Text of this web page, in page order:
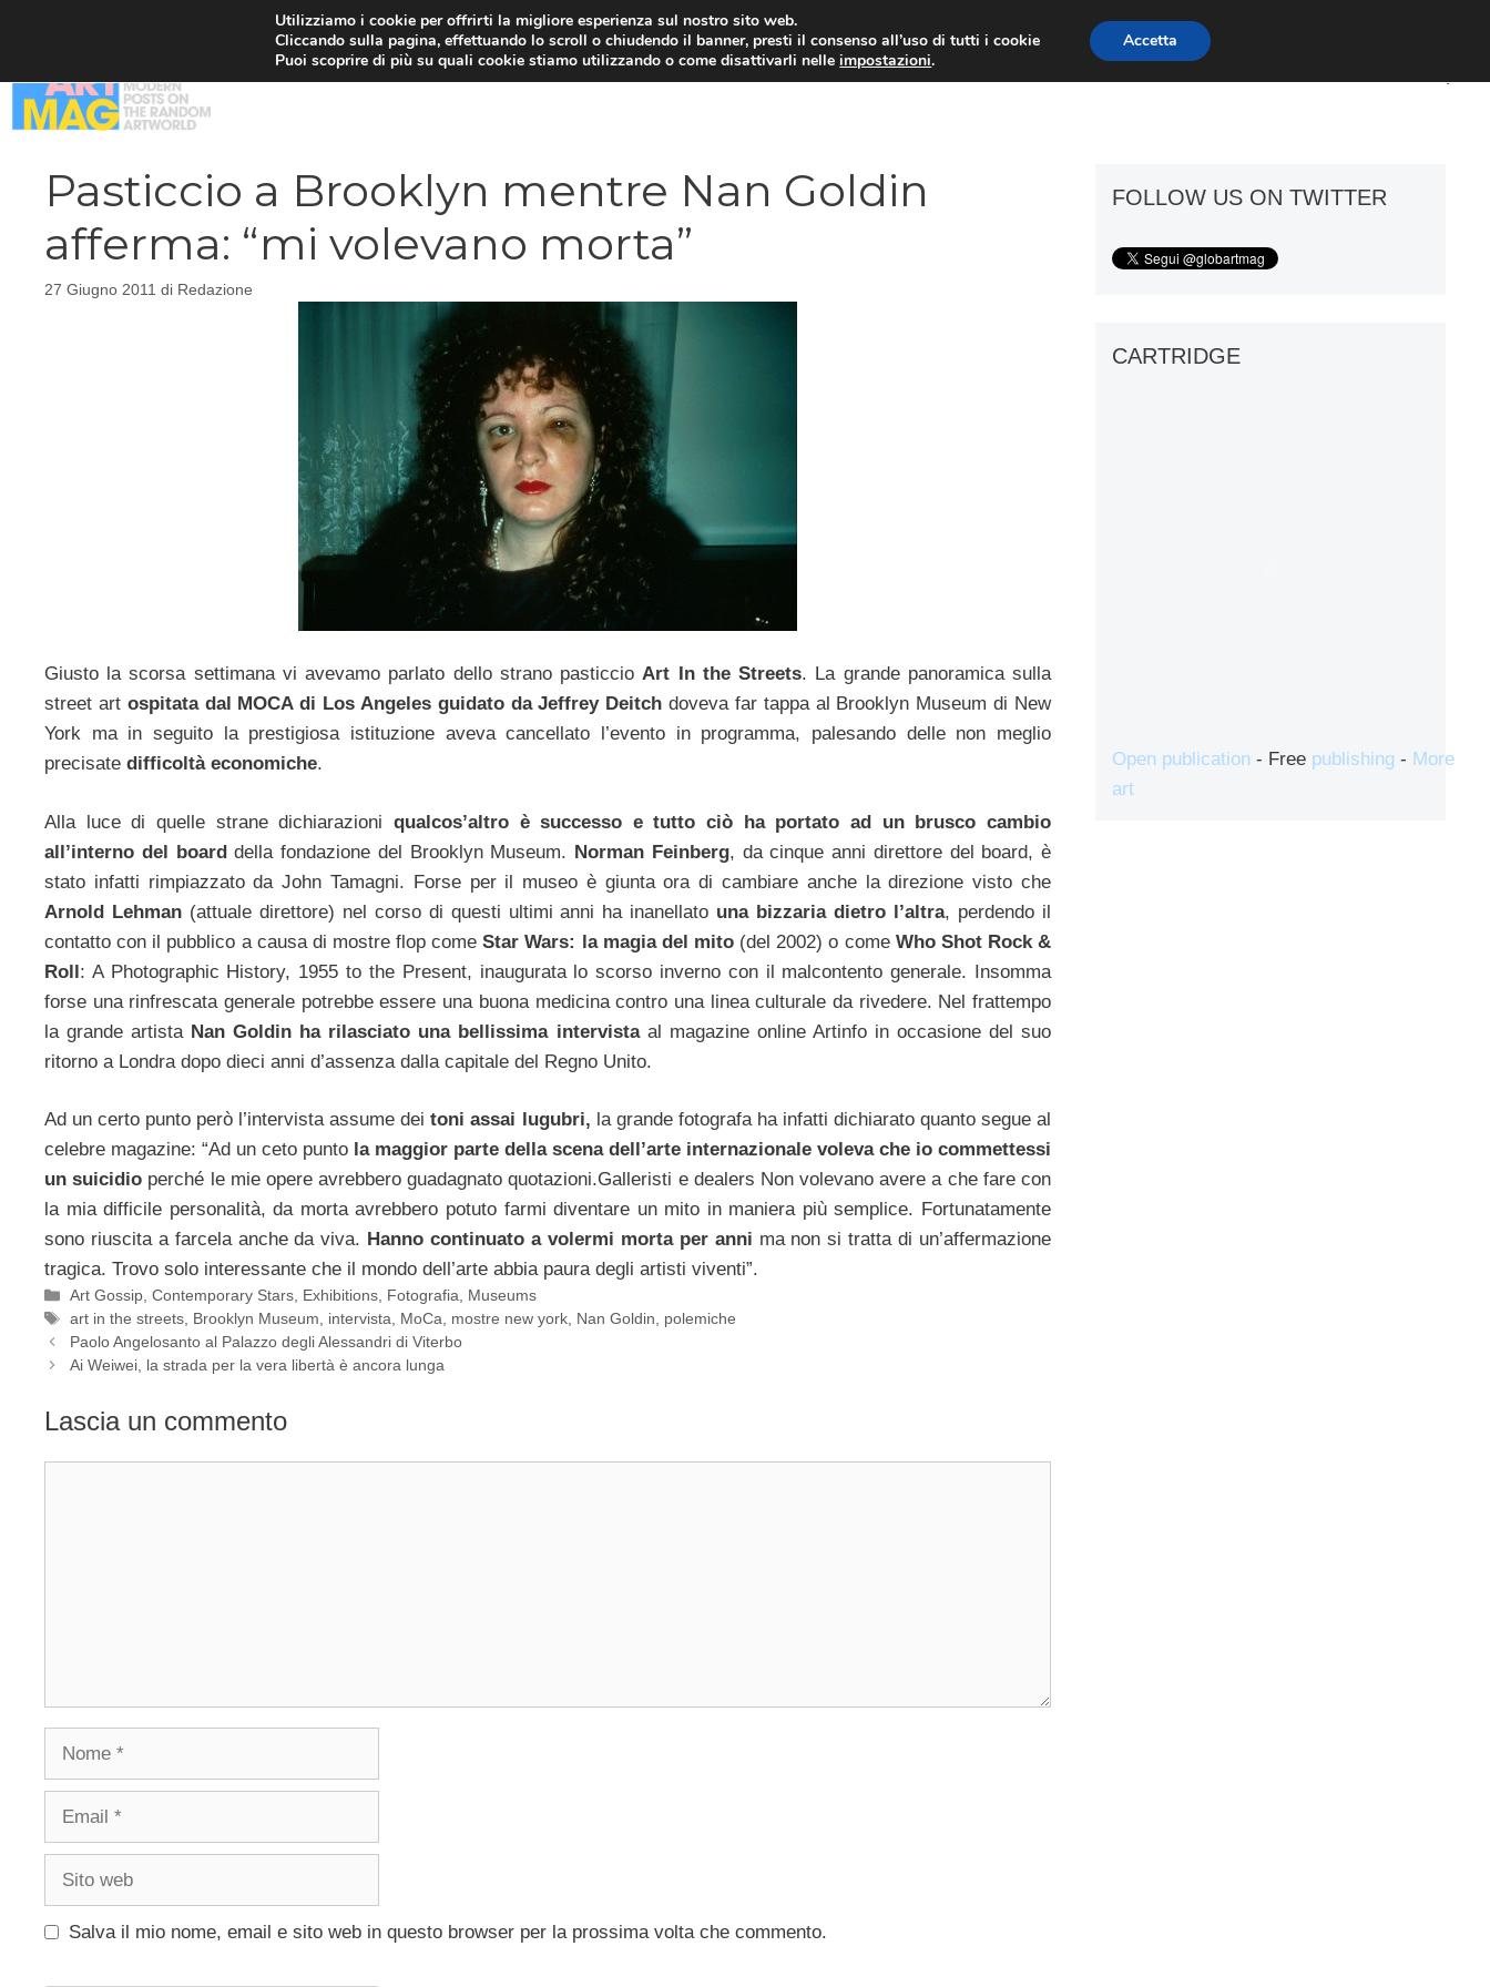
ART GOSSIP FIERE GALLERIE
Pasticcio a Brooklyn mentre Nan Goldin
afferma: “mi volevano morta”
27 Giugno 2011 di Redazione
Giusto la scorsa settimana vi avevamo parlato dello strano pasticcioArt In the Streets. La grande panoramica sulla
street art ospitata dal MOCA di Los Angeles guidato da Jeffrey Deitch doveva far tappa al Brooklyn Museum di New
York ma in seguito la prestigiosa istituzione aveva cancellato l’evento in programma, palesando delle non meglio
precisate difficoltà economiche.
Alla luce di quelle strane dichiarazioni qualcos’altro è successo e tutto ciò ha portato ad un brusco cambio
all’interno del boarddella fondazione del Brooklyn Museum. Norman Feinberg, da cinque anni direttore del board, è
stato infatti rimpiazzato da John Tamagni. Forse per il museo è giunta ora di cambiare anche la direzione visto che
Arnold Lehman(attuale direttore) nel corso di questi ultimi anni ha inanellato una bizzaria dietro l’altra, perdendo il
contatto con il pubblico a causa di mostre flop comeStar Wars: la magia del mito (del 2002) o come Who Shot Rock &
Roll: A Photographic History, 1955 to the Present, inaugurata lo scorso inverno con il malcontento generale. Insomma
forse una rinfrescata generale potrebbe essere una buona medicina contro una linea culturale da rivedere. Nel frattempo
la grande artista Nan Goldin ha rilasciato una bellissima intervista al magazine online Artinfo in occasione del suo
ritorno a Londra dopo dieci anni d’assenza dalla capitale del Regno Unito.
Ad un certo punto però l’intervista assume deitoni assai lugubri, la grande fotografa ha infatti dichiarato quanto segue al
celebre magazine: “Ad un ceto punto la maggior parte della scena dell’arte internazionale voleva che io commettessi
un suicidio perché le mie opere avrebbero guadagnato quotazioni.Galleristi e dealers Non volevano avere a che fare con
la mia difficile personalità, da morta avrebbero potuto farmi diventare un mito in maniera più semplice. Fortunatamente
sono riuscita a farcela anche da viva. Hanno continuato a volermi morta per anni ma non si tratta di un’affermazione
tragica. Trovo solo interessante che il mondo dell’arte abbia paura degli artisti viventi”.
Categorie
Art Gossip,Contemporary Stars, Exhibitions, Fotografia, Museums
Tag
art in the streets, Brooklyn Museum, intervista, MoCa, mostre new york, Nan Goldin, polemiche
Paolo Angelosanto al Palazzo degli Alessandri di Viterbo
Ai Weiwei, la strada per la vera libertà è ancora lunga
Lascia un commento
Salva il mio nome, email e sito web in questo browser per la prossima volta che commento.
FOLLOW US ON TWITTER
CARTRIDGE
Open publication - Free publishing - More
art
Utilizziamo i cookie per offrirti la migliore esperienza sul nostro sito web.
Cliccando sulla pagina, effettuando lo scroll o chiudendo il banner, presti il consenso all’uso di tutti i cookie
Puoi scoprire di più su quali cookie stiamo utilizzando o come disattivarli nelleimpostazioni.
Accetta